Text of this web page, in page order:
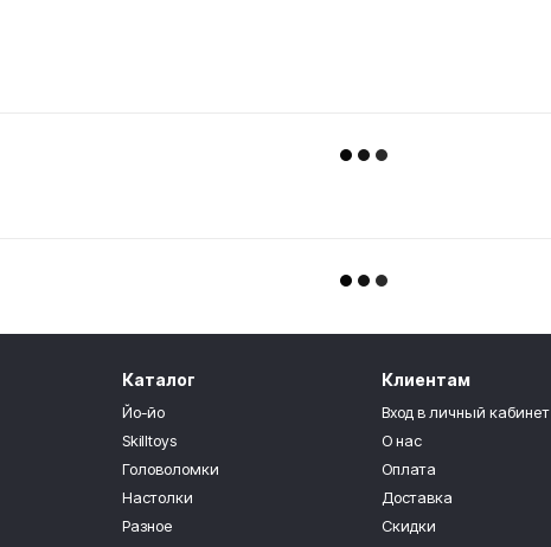
Каталог
Йо-йо
Skilltoys
Головоломки
Настолки
Разное
Клиентам
Вход в личный кабинет
О нас
Оплата
Доставка
Скидки